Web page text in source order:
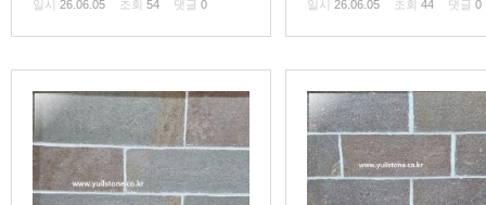
일시 26.06.05 조회 54 댓글 0
일시 26.06.05 조회 44 댓글 0